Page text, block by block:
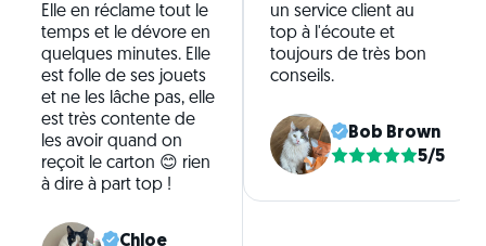
Elle en réclame tout le
temps et le dévore en
quelques minutes. Elle
est folle de ses jouets
et ne les lâche pas, elle
est très contente de
les avoir quand on
reçoit le carton 😊 rien
à dire à part top !
Chloe
un service client au
top à l'écoute et
toujours de très bon
conseils.
Bob Brown
5/5